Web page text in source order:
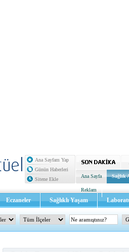
Ana Sayfam Yap
Günün Haberleri
Sitene Ekle
Ana Sayfa Sağlık
Reklam
Eczaneler Sağlıklı Yaşam